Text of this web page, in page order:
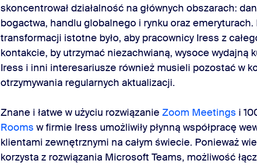
skoncentrował działalność na głównych obszarach:
bogactwa, handlu globalnego i rynku oraz
transformacji istotne było, aby pracownicy Iress z
kontakcie, by utrzymać niezachwianą, wysoce wydajną
Iress i inni interesariusze również musieli pozostać w
otrzymywania regularnych aktualizacji.
Znane i łatwe w użyciu rozwiązanieZoom Meetings i
Rooms w firmie Iress umożliwiły płynną współpracę
klientami zewnętrznymi na całym świecie. Ponieważ
korzysta z rozwiązania Microsoft Teams, możliwość